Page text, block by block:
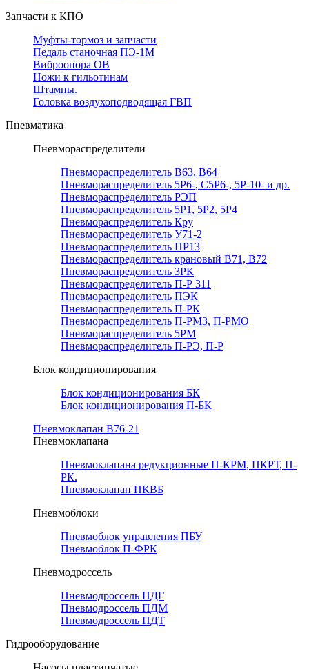
Запчасти к КПО
Муфты-тормоз и запчасти
Педаль станочная ПЭ-1М
Виброопора ОВ
Ножи к гильотинам
Штампы.
Головка воздухоподводящая ГВП
Пневматика
Пневмораспределители
Пневмораспределитель В63, В64
Пневмораспределитель 5Р6-, С5Р6-, 5Р-10- и др.
Пневмораспределитель РЭП
Пневмораспределитель 5Р1, 5Р2, 5Р4
Пневмораспределитель Кру
Пневмораспределитель У71-2
Пневмораспределитель ПР13
Пневмораспределитель крановый В71, В72
Пневмораспределитель 3РК
Пневмораспределитель П-Р 311
Пневмораспределитель ПЭК
Пневмораспределитель П-РК
Пневмораспределитель П-РМЗ, П-РМО
Пневмораспределитель 5РМ
Пневмораспределитель П-РЭ, П-Р
Блок кондиционирования
Блок кондиционирования БК
Блок кондиционирования П-БК
Пневмоклапан В76-21
Пневмоклапана
Пневмоклапана редукционные П-КРМ, ПКРТ, П-
РК.
Пневмоклапан ПКВБ
Пневмоблоки
Пневмоблок управления ПБУ
Пневмоблок П-ФРК
Пневмодроссель
Пневмодроссель ПДГ
Пневмодроссель ПДМ
Пневмодроссель ПДТ
Гидрооборудование